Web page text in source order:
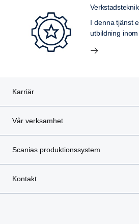
I denna tjänst
utbildning inom
Karriär
Vår verksamhet
Scanias produktionssystem
Kontakt